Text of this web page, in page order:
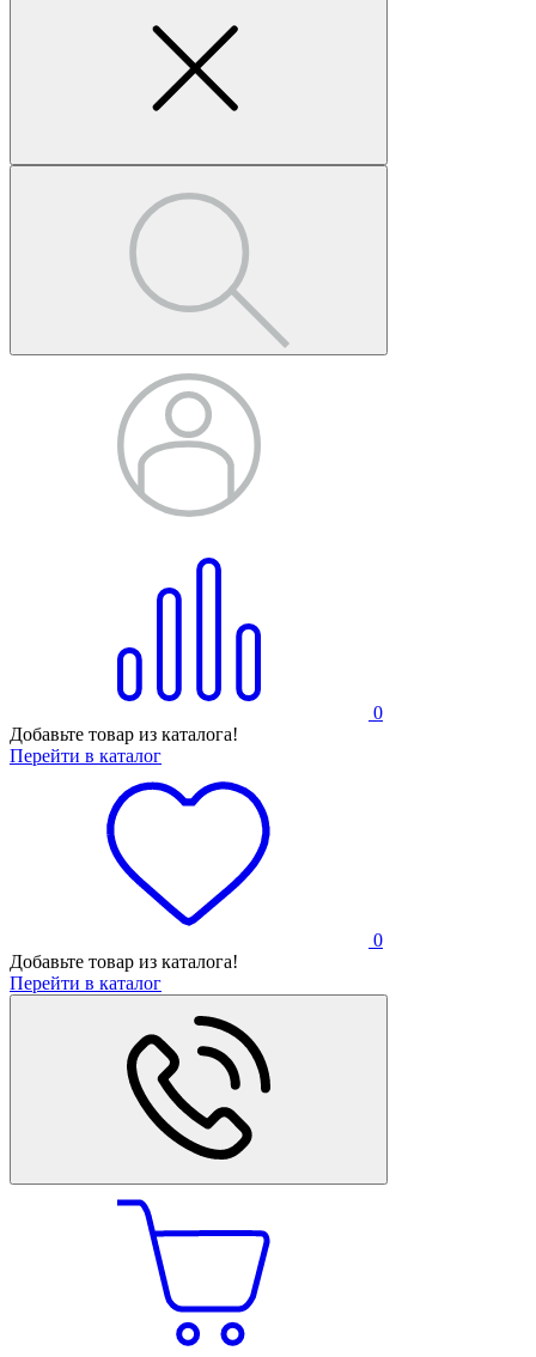
0
Добавьте товар из каталога!
Перейти в каталог
0
Добавьте товар из каталога!
Перейти в каталог